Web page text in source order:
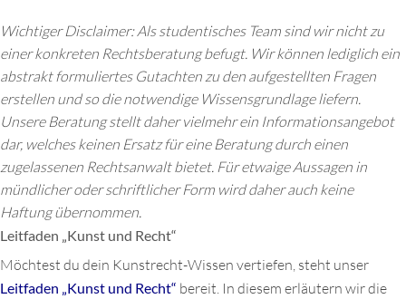
Wichtiger Disclaimer: Als studentisches Team sind wir nicht zu
einer konkreten Rechtsberatung befugt. Wir können lediglich ein
abstrakt formuliertes Gutachten zu den aufgestellten Fragen
erstellen und so die notwendige Wissensgrundlage liefern.
Unsere Beratung stellt daher vielmehr ein Informationsangebot
dar, welches keinen Ersatz für eine Beratung durch einen
zugelassenen Rechtsanwalt bietet. Für etwaige Aussagen in
mündlicher oder schriftlicher Form wird daher auch keine
Haftung übernommen.
Leitfaden „Kunst und Recht“
Möchtest du dein Kunstrecht-Wissen vertiefen, steht unser
Leitfaden „Kunst und Recht“ bereit. In diesem erläutern wir die